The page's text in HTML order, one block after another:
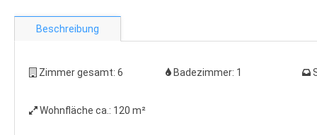
Beschreibung
Zimmer gesamt: 6 Badezimmer: 1
Wohnfläche ca.: 120 m²